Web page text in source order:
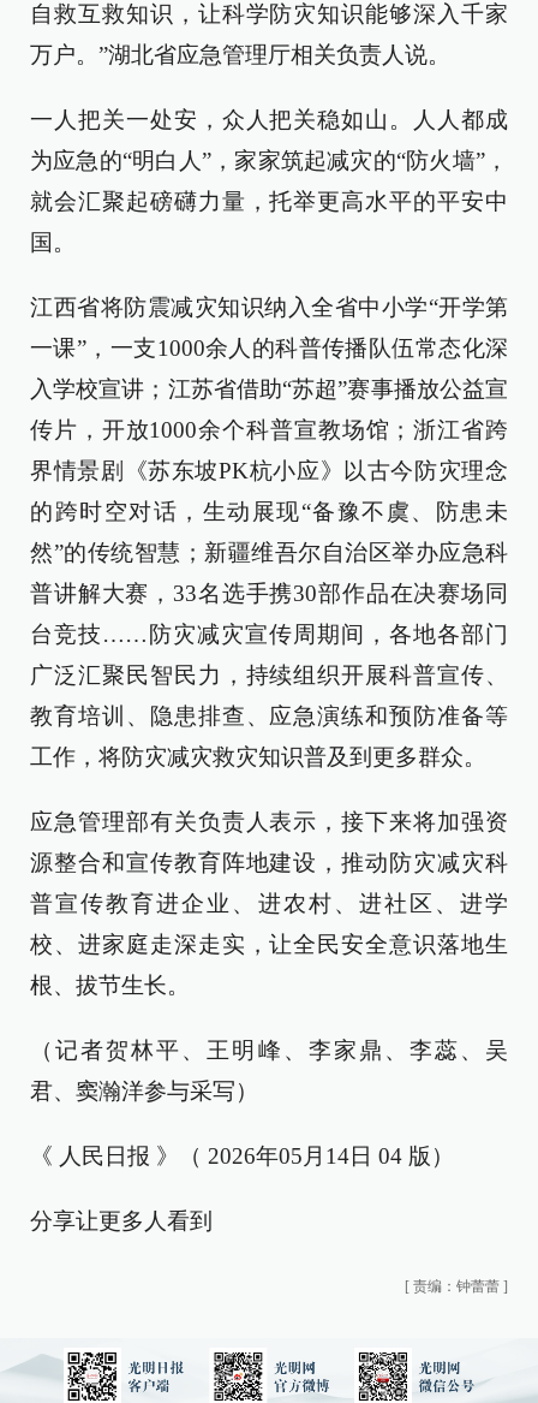
自救互救知识，让科学防灾知识能够深入千家
万户。”湖北省应急管理厅相关负责人说。
一人把关一处安，众人把关稳如山。人人都成
为应急的“明白人”，家家筑起减灾的“防火墙”，
就会汇聚起磅礴力量，托举更高水平的平安中
国。
江西省将防震减灾知识纳入全省中小学“开学第
一课”，一支1000余人的科普传播队伍常态化深
入学校宣讲；江苏省借助“苏超”赛事播放公益宣
传片，开放1000余个科普宣教场馆；浙江省跨
界情景剧《苏东坡PK杭小应》以古今防灾理念
的跨时空对话，生动展现“备豫不虞、防患未
然”的传统智慧；新疆维吾尔自治区举办应急科
普讲解大赛，33名选手携30部作品在决赛场同
台竞技……防灾减灾宣传周期间，各地各部门
广泛汇聚民智民力，持续组织开展科普宣传、
教育培训、隐患排查、应急演练和预防准备等
工作，将防灾减灾救灾知识普及到更多群众。
应急管理部有关负责人表示，接下来将加强资
源整合和宣传教育阵地建设，推动防灾减灾科
普宣传教育进企业、进农村、进社区、进学
校、进家庭走深走实，让全民安全意识落地生
根、拔节生长。
（记者贺林平、王明峰、李家鼎、李蕊、吴
君、窦瀚洋参与采写）
《 人民日报 》（ 2026年05月14日 04 版）
分享让更多人看到
[ 责编：钟蕾蕾 ]